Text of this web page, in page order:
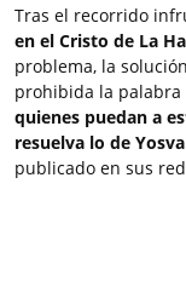
Tras el recorrido
en el Cristo de La
problema, la
prohibida la palabra
quienes puedan a
resuelva lo de
publicado en sus